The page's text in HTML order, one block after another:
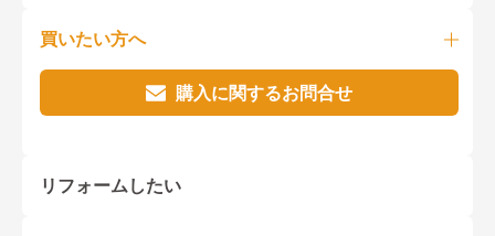
買いたい方へ
購入に関するお問合せ
リフォームしたい